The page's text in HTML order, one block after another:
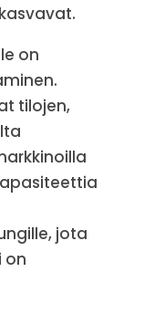
on
tilojen,
jota
on